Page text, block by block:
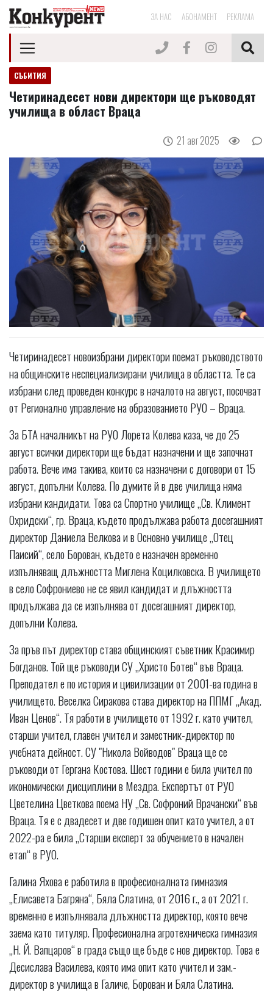
ЗА НАС АБОНАМЕНТ РЕКЛАМА
СЪБИТИЯ
Четиринадесет нови директори ще ръководят
училища в област Враца
21 авг 2025
Четиринадесет новоизбрани директори поемат ръководството
на общинските неспециализирани училища в областта. Те са
избрани след проведен конкурс в началото на август, посочват
от Регионално управление на образованието РУО – Враца.
За БТА началникът на РУО Лорета Колева каза, че до 25
август всички директори ще бъдат назначени и ще започнат
работа. Вече има такива, които са назначени с договори от 15
август, допълни Колева. По думите й в две училища няма
избрани кандидати. Това са Спортно училище „Св. Климент
Охридски“, гр. Враца, където продължава работа досегашният
директор Даниела Велкова и в Основно училище „Отец
Паисий“, село Борован, където е назначен временно
изпълняващ длъжността Миглена Коцилковска. В училището
в село Софрониево не се явил кандидат и длъжността
продължава да се изпълнява от досегашният директор,
допълни Колева.
За пръв път директор става общинският съветник Красимир
Богданов. Той ще ръководи СУ „Христо Ботев“ във Враца.
Преподател е по история и цивилизации от 2001-ва година в
училището. Веселка Сиракова става директор на ППМГ „Акад.
Иван Ценов“. Тя работи в училището от 1992 г. като учител,
старши учител, главен учител и заместник-директор по
учебната дейност. СУ "Никола Войводов" Враца ще се
ръководи от Гергана Костова. Шест години е била учител по
икономически дисциплини в Мездра. Експертът от РУО
Цветелина Цветкова поема НУ „Св. Софроний Врачански“ във
Враца. Тя е с двадесет и две годишен опит като учител, а от
2022-ра е била „Старши експерт за обучението в начален
етап“ в РУО.
Галина Яхова е работила в професионалната гимназия
„Елисавета Багряна“, Бяла Слатина, от 2016 г., а от 2021 г.
временно е изпълнявала длъжността директор, която вече
заема като титуляр. Професионална агротехническа гимназия
„Н. Й. Вапцаров“ в града също ще бъде с нов директор. Това е
Десислава Василева, която има опит като учител и зам.-
директор в училища в Галиче, Борован и Бяла Слатина.